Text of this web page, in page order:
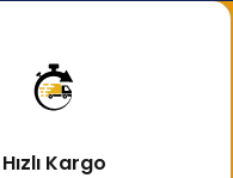
Hemen İncele
Hızlı Kargo